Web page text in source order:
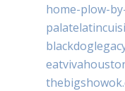
home-plow-